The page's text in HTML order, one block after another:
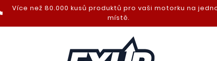
Více než 80.000 kusů produktů pro vaši motorku na
místě.